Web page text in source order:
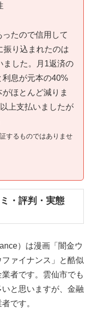
ったので信用して
振り込まれたのは
ました。月1返済の
息が元本の40%
ほとんど減りま
上支払いましたが
するものではありませ
・評判・実態
）は漫画「闇金ウ
ァイナンス」と酷似
者です。雲仙市でも
と思いますが、金融
です。